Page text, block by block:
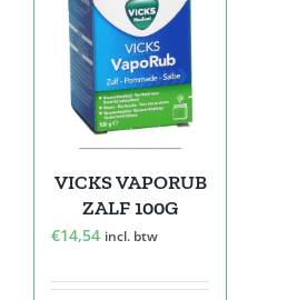
VICKS VAPORUB
ZALF 100G
€14,54 incl. btw